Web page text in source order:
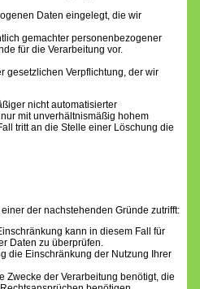
Daten eingelegt, die wir
gemachter personenbezogener
für die Verarbeitung vor.
gesetzlichen Verpflichtung, der wir
nicht automatisierter
mit unverhältnismäßig hohem
tritt an die Stelle einer Löschung die
der nachstehenden Gründe zutrifft:
kann in diesem Fall für
Daten zu überprüfen.
die Einschränkung der Nutzung Ihrer
Zwecke der Verarbeitung benötigt, die